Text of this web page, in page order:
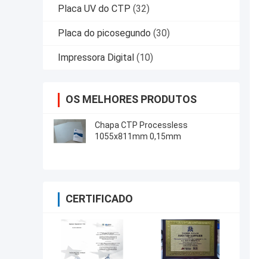
Placa UV do CTP (32)
Placa do picosegundo (30)
Impressora Digital (10)
OS MELHORES PRODUTOS
Chapa CTP Processless
1055x811mm 0,15mm
CERTIFICADO